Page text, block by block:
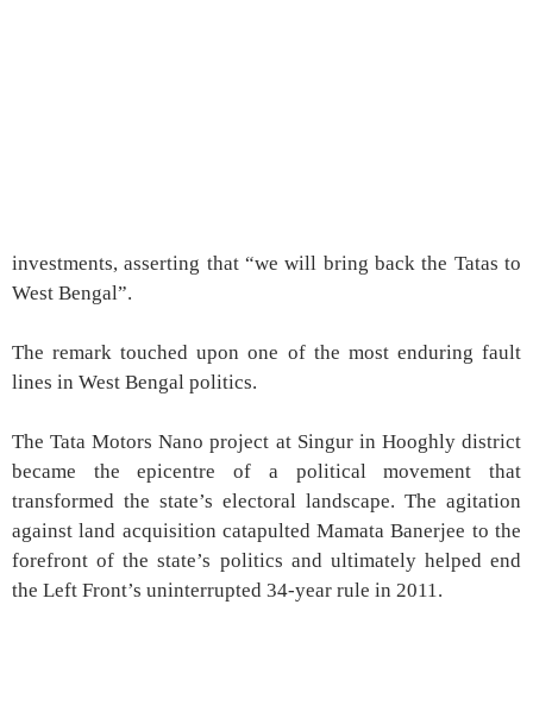
investments, asserting that “we will bring back the Tatas to
West Bengal”.
The remark touched upon one of the most enduring fault
lines in West Bengal politics.
The Tata Motors Nano project at Singur in Hooghly district
became the epicentre of a political movement that
transformed the state’s electoral landscape. The agitation
against land acquisition catapulted Mamata Banerjee to the
forefront of the state’s politics and ultimately helped end
the Left Front’s uninterrupted 34-year rule in 2011.